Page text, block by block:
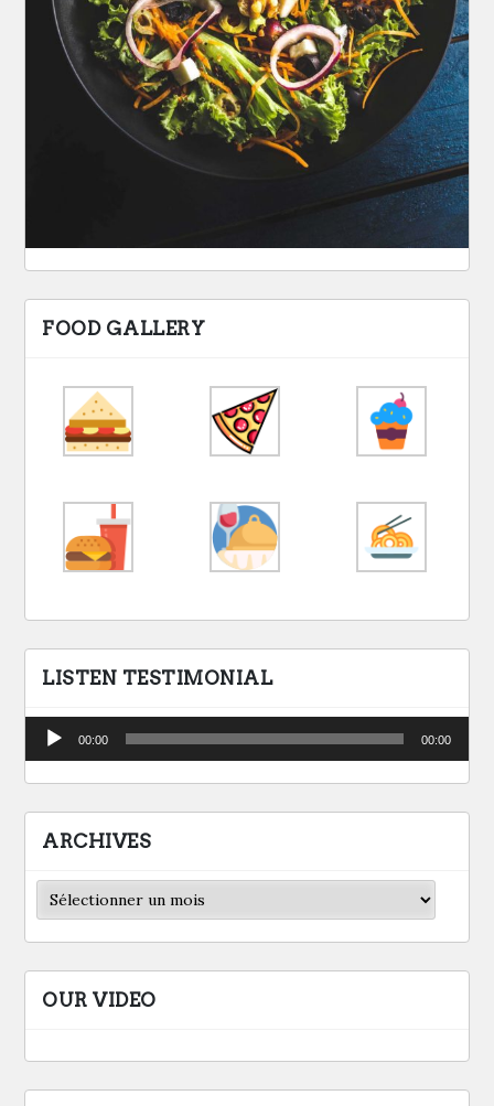
FOOD GALLERY
LISTEN TESTIMONIAL
Lecteur
audio
00:00 00:00
ARCHIVES
OUR VIDEO